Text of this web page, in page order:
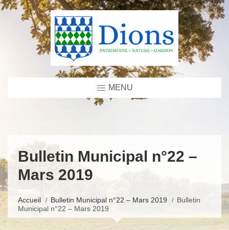
MENU
Bulletin Municipal n°22 –
Mars 2019
Accueil Bulletin Municipal n°22 – Mars 2019
Bulletin
Municipal n°22 – Mars 2019